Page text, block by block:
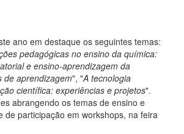
ano em destaque os seguintes temas:
pedagógicas no ensino da química:
e ensino-aprendizagem da
de aprendizagem", "A tecnologia
científica: experiências e projetos".
abrangendo os temas de ensino e
participação em workshops, na feira